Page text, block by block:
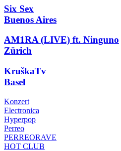
Six Sex
Buenos Aires
AM1RA (LIVE) ft. Ninguno
Zürich
KruškaTv
Basel
Konzert
Electronica
Hyperpop
Perreo
PERREORAVE
HOT CLUB